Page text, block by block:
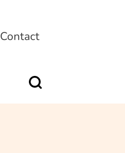
Contact